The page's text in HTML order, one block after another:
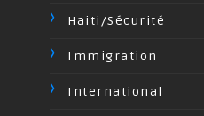
Haiti/Sécurité
Immigration
International